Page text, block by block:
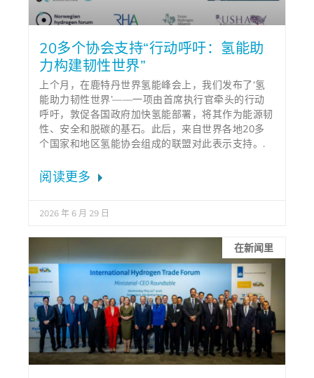
20多个协会支持“行动呼吁：氢能助
力构建韧性世界”
上个月，在鹿特丹世界氢能峰会上，我们发布了‘氢
能助力韧性世界’——一项由首席执行官牵头的行动
呼吁，敦促各国政府加快氢能部署，将其作为能源韧
性、安全和脱碳的基石。此后，来自世界各地20多
个国家和地区氢能协会组成的联盟对此表示支持。.
阅读更多
2026 年 6 月 29 日
在新闻里